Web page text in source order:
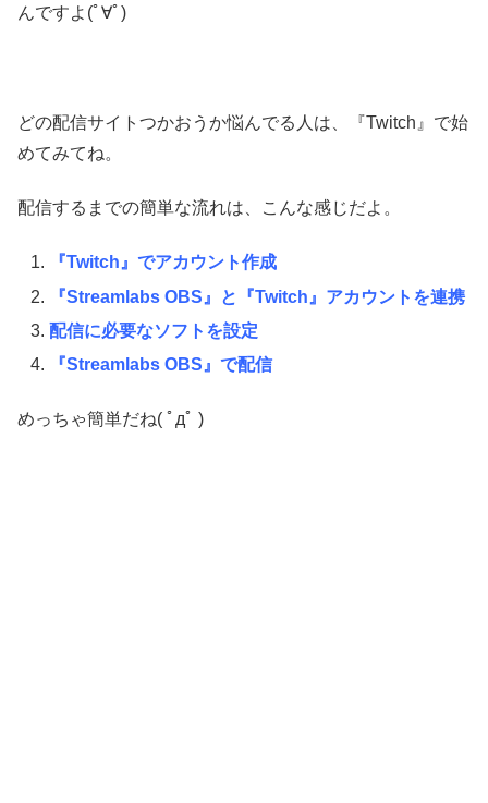
んですよ(ﾟ∀ﾟ)
どの配信サイトつかおうか悩んでる人は、『Twitch』で始
めてみてね。
配信するまでの簡単な流れは、こんな感じだよ。
『Twitch』でアカウント作成
『Streamlabs OBS』と『Twitch』アカウントを連携
配信に必要なソフトを設定
『Streamlabs OBS』で配信
めっちゃ簡単だね( ﾟдﾟ )